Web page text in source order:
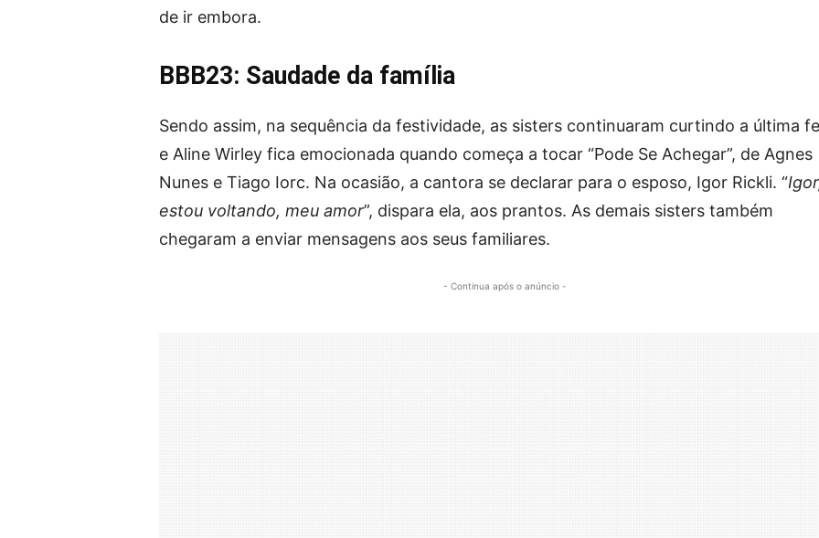
de ir embora.
BBB23: Saudade da família
Sendo assim, na sequência da festividade, as sisters continuaram curtindo a última
e Aline Wirley fica emocionada quando começa a tocar “Pode Se Achegar”, de Agnes
Nunes e Tiago Iorc. Na ocasião, a cantora se declarar para o esposo, Igor Rickli. “
estou voltando, meu amor”, dispara ela, aos prantos. As demais sisters também
chegaram a enviar mensagens aos seus familiares.
- Continua após o anúncio -